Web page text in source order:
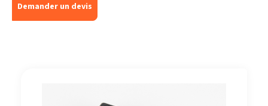
Demander un devis